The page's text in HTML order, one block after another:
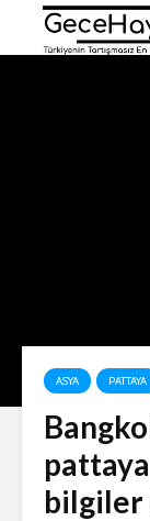
ASYA PATTAYA
bilgiler